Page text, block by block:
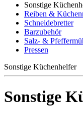
Sonstige
Reiben &
Schneidebretter
Barzubehör
Salz- &
Pressen
Sonstige Küchenhelfer
Sonstige